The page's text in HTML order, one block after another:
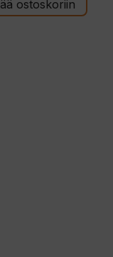
ä
ostoskoriin